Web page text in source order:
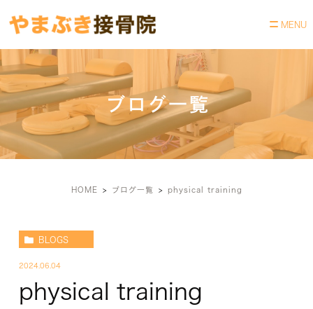
ブログ一覧
HOME ブログ一覧 physical training
BLOGS
2024.06.04
physical training